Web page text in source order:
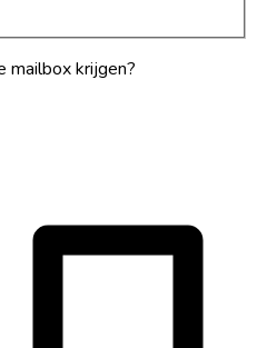
mailbox krijgen?